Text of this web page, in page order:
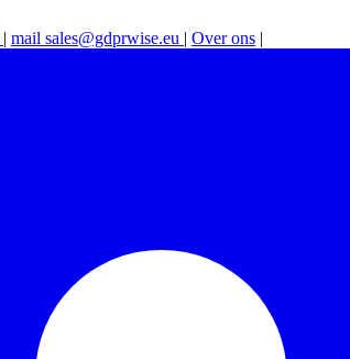
| mail sales@gdprwise.eu | Over ons |